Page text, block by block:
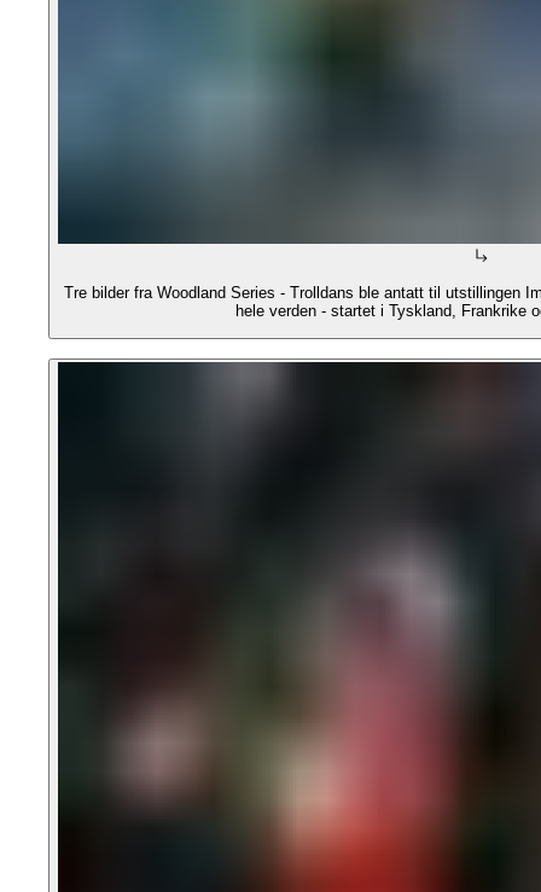
Tre bilder fra Woodland Series - Trolldans ble antatt til utstillingen
hele verden - startet i Tyskland, Frankrike